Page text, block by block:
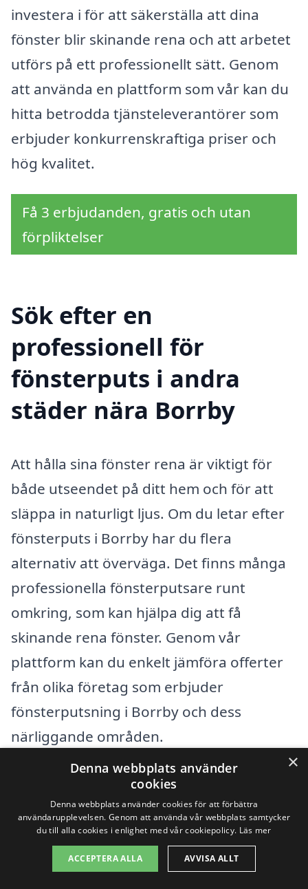
investera i för att säkerställa att dina
fönster blir skinande rena och att arbetet
utförs på ett professionellt sätt. Genom
att använda en plattform som vår kan du
hitta betrodda tjänsteleverantörer som
erbjuder konkurrenskraftiga priser och
hög kvalitet.
Få 3 erbjudanden, gratis och utan
förpliktelser
Sök efter en
professionell för
fönsterputs i andra
städer nära Borrby
Att hålla sina fönster rena är viktigt för
både utseendet på ditt hem och för att
släppa in naturligt ljus. Om du letar efter
fönsterputs i Borrby har du flera
alternativ att överväga. Det finns många
professionella fönsterputsare runt
omkring, som kan hjälpa dig att få
skinande rena fönster. Genom vår
plattform kan du enkelt jämföra offerter
från olika företag som erbjuder
fönsterputsning i Borrby och dess
närliggande områden.
Här är några städer i närheten av Borrby
där du kan hitta kvalificerade
fönsterputsare:
Simrishamn
×
Denna webbplats använder
cookies
Denna webbplats använder cookies för att förbättra
användarupplevelsen. Genom att använda vår webbplats samtycker
du till alla cookies i enlighet med vår cookiepolicy. Läs mer
ACCEPTERA ALLA AVVISA ALLT